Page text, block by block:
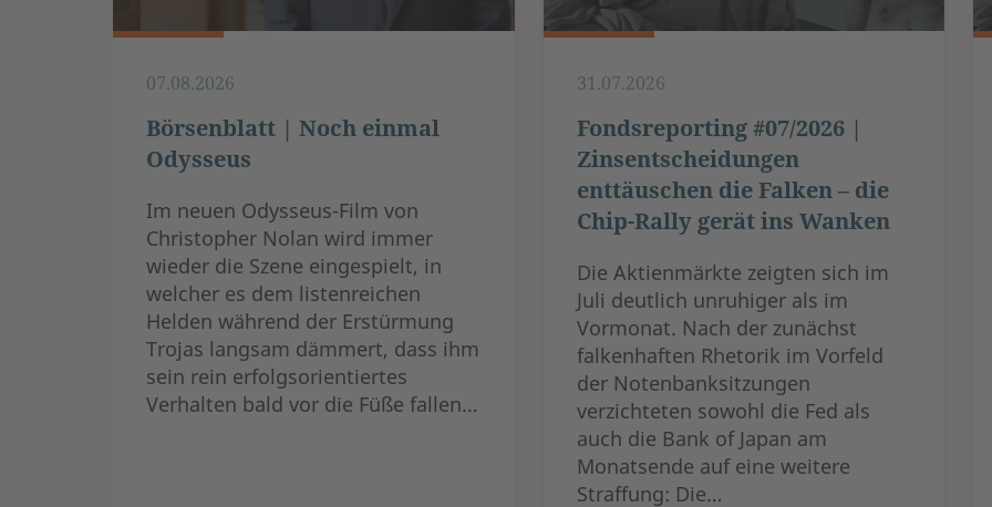
07.08.2026
Börsenblatt | Noch einmal
Odysseus
Im neuen Odysseus-Film von
Christopher Nolan wird immer
wieder die Szene eingespielt, in
welcher es dem listenreichen
Helden während der Erstürmung
Trojas langsam dämmert, dass ihm
sein rein erfolgsorientiertes
Verhalten bald vor die Füße fallen…
31.07.2026
Fondsreporting #07/2026 |
Zinsentscheidungen
enttäuschen die Falken – die
Chip-Rally gerät ins Wanken
Die Aktienmärkte zeigten sich im
Juli deutlich unruhiger als im
Vormonat. Nach der zunächst
falkenhaften Rhetorik im Vorfeld
der Notenbanksitzungen
verzichteten sowohl die Fed als
auch die Bank of Japan am
Monatsende auf eine weitere
Straffung: Die…